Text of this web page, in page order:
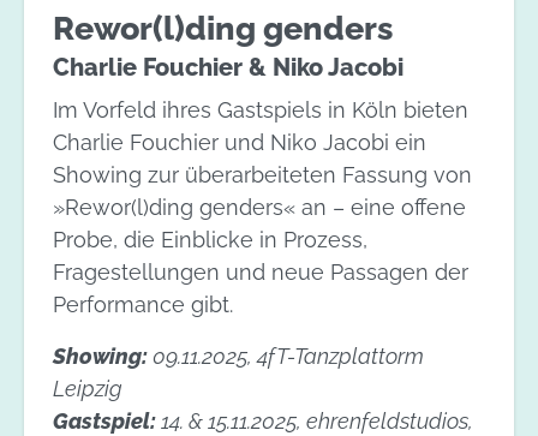
Rewor(l)ding genders
Charlie Fouchier & Niko Jacobi
Im Vorfeld ihres Gastspiels in Köln bieten
Charlie Fouchier und Niko Jacobi ein
Showing zur überarbeiteten Fassung von
»Rewor(l)ding genders« an – eine offene
Probe, die Einblicke in Prozess,
Fragestellungen und neue Passagen der
Performance gibt.
Showing:09.11.2025, 4fT-Tanzplattorm
Leipzig
Gastspiel: 14. & 15.11.2025, ehrenfeldstudios,